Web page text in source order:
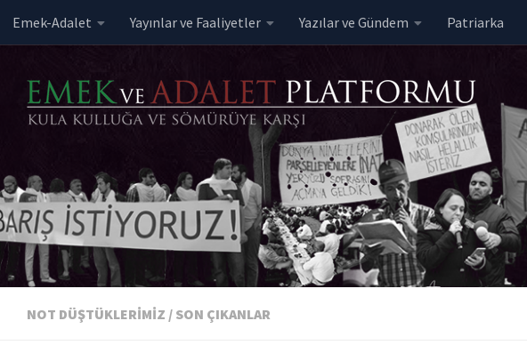
Skip to content
Emek-Adalet Yayınlar ve Faaliyetler Yazılar ve Gündem Patriarka
NOT DÜŞTÜKLERIMIZ / SON ÇIKANLAR